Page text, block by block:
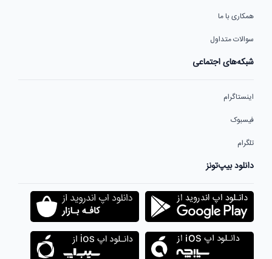
همکاری با ما
سوالات متداول
شبکه‌های اجتماعی
اینستاگرام
فیسبوک
تلگرام
دانلود بیپ‌تونز